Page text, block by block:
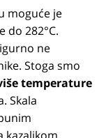
moguće je
282°C.
ne
Stoga smo
temperature
Skala